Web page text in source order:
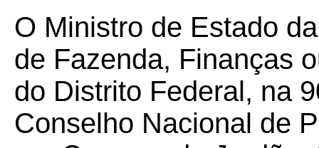
O Ministro de Estado
de Fazenda, Finanças
do Distrito Federal, na
Conselho Nacional de